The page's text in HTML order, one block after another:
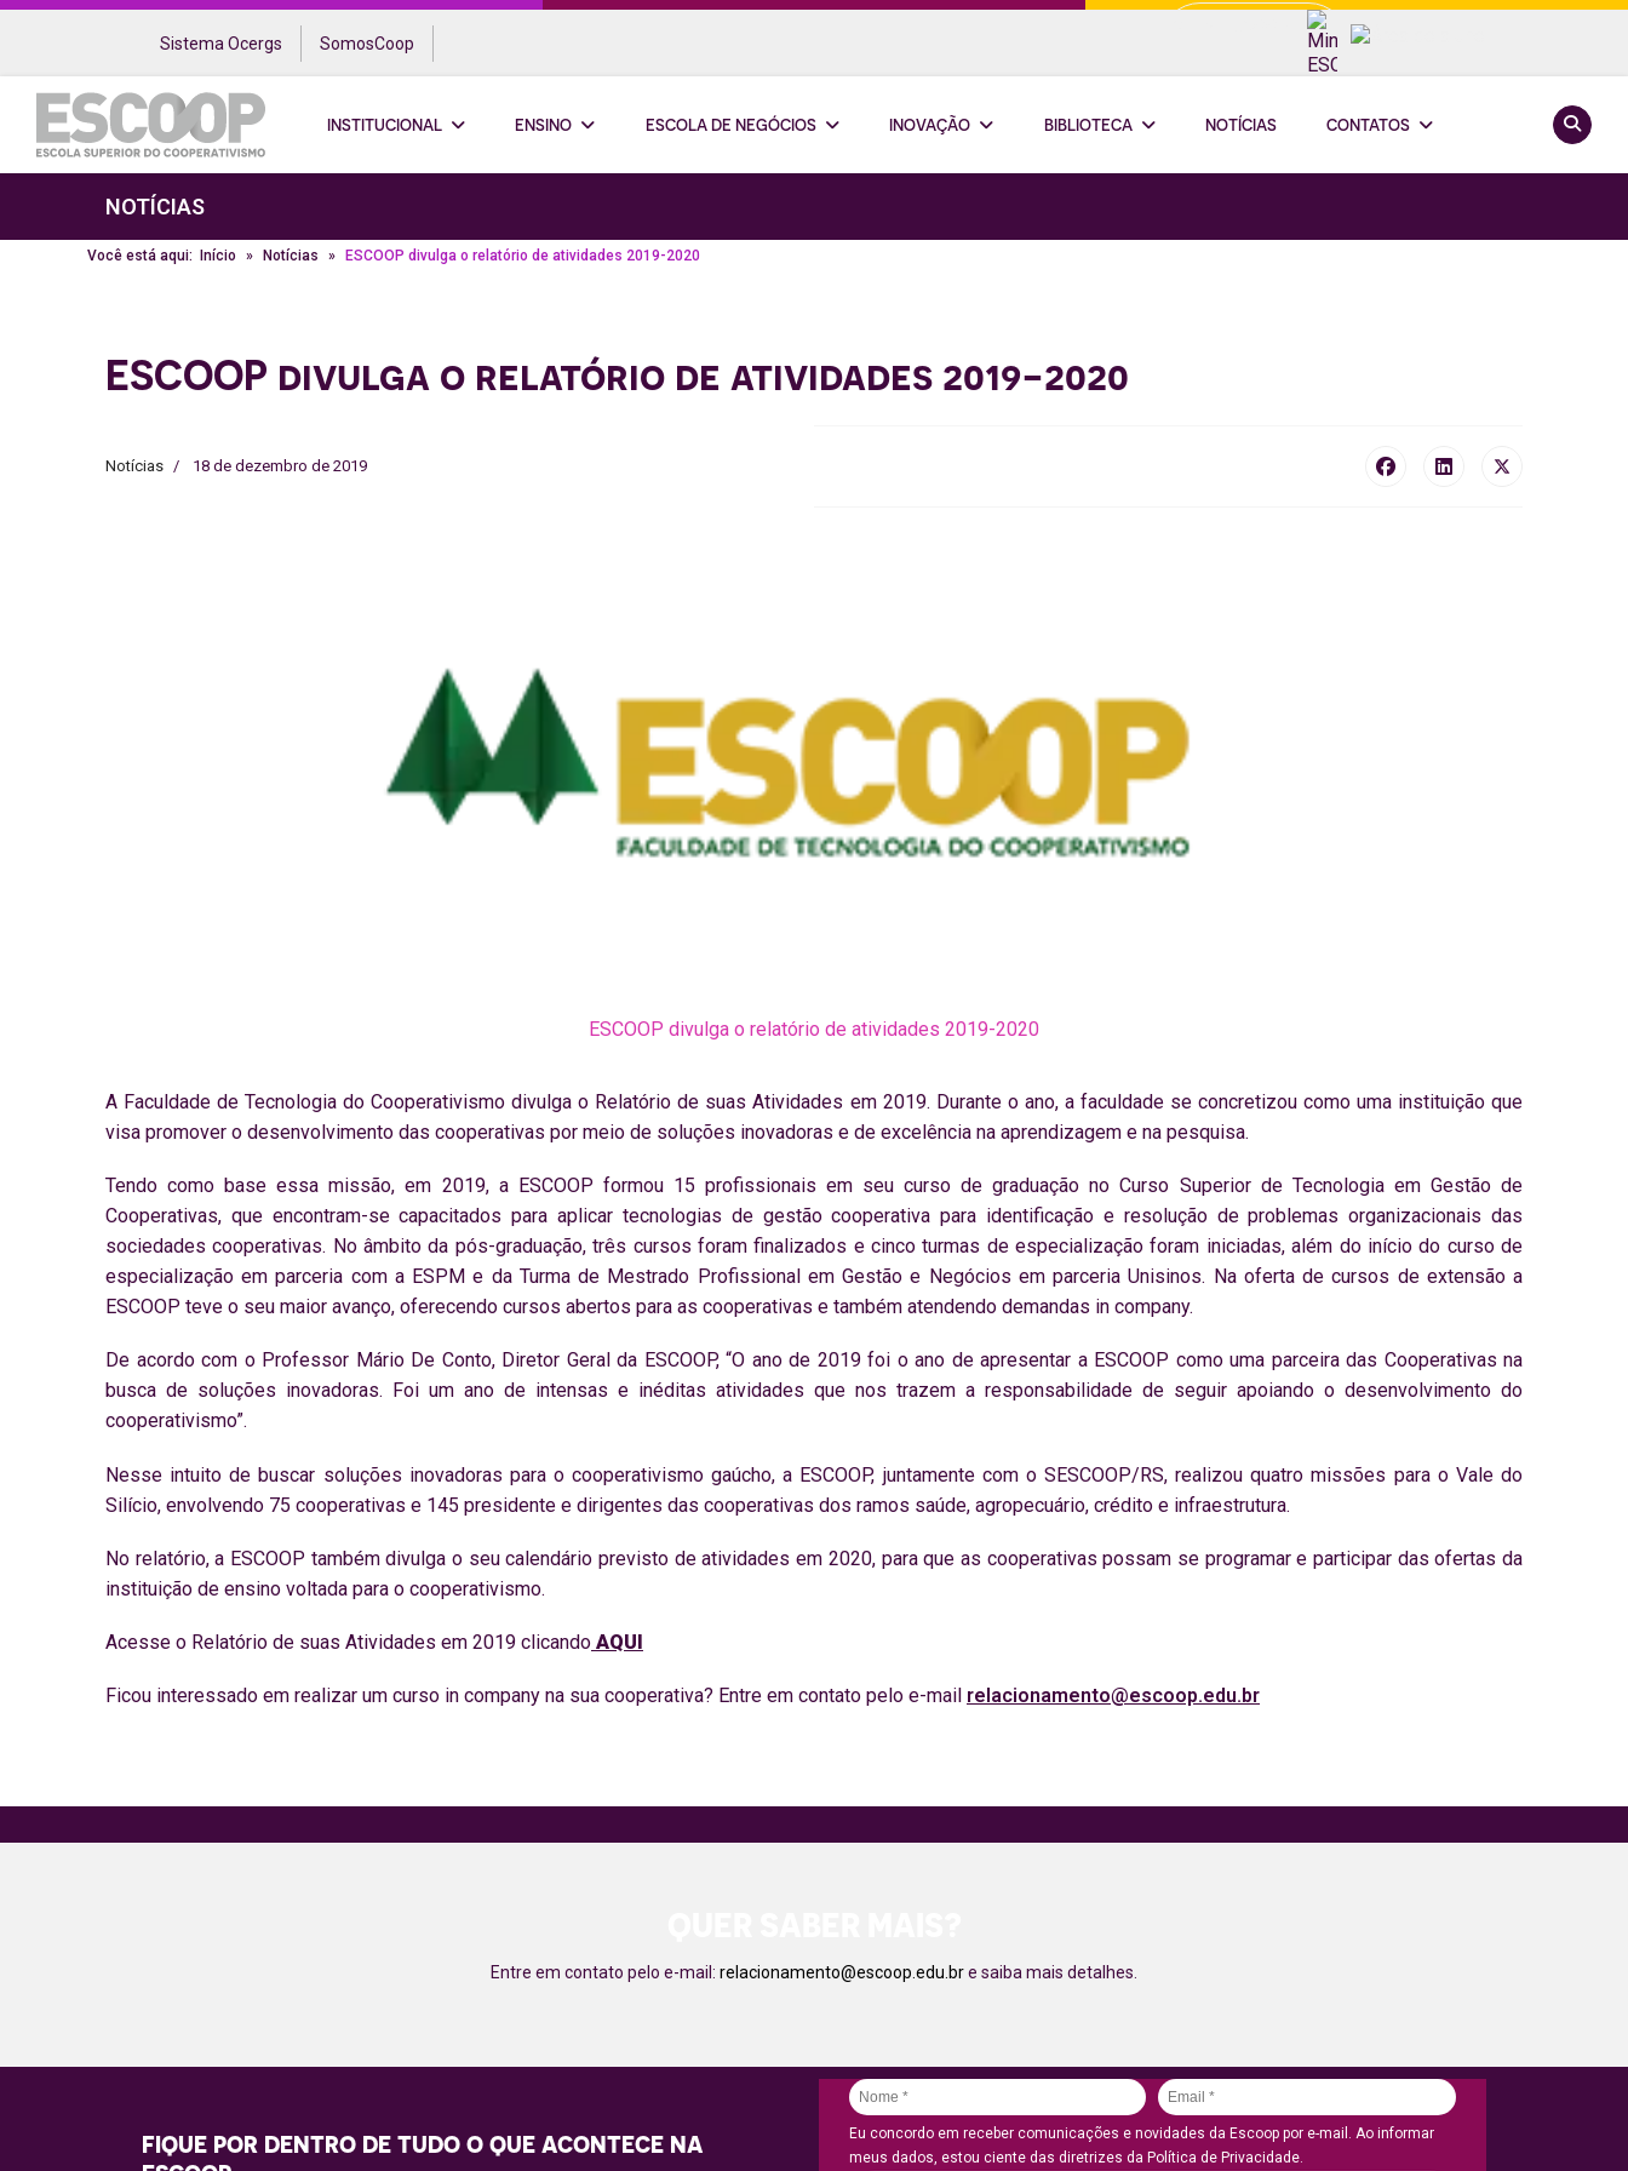
Sistema Ocergs SomosCoop
INSTITUCIONAL ENSINO ESCOLA DE NEGÓCIOS INOVAÇÃO BIBLIOTECA NOTÍCIAS CONTATOS
NOTÍCIAS
Você está aqui: Início Notícias ESCOOP divulga o relatório de atividades 2019-2020
ESCOOP divulga o relatório de atividades 2019-2020
Notícias 18 de dezembro de 2019
ESCOOP divulga o relatório de atividades 2019-2020
A Faculdade de Tecnologia do Cooperativismo divulga o Relatório de suas Atividades em 2019. Durante o ano, a faculdade se concretizou como uma instituição que
visa promover o desenvolvimento das cooperativas por meio de soluções inovadoras e de excelência na aprendizagem e na pesquisa.
Tendo como base essa missão, em 2019, a ESCOOP formou 15 profissionais em seu curso de graduação no Curso Superior de Tecnologia em Gestão de
Cooperativas, que encontram-se capacitados para aplicar tecnologias de gestão cooperativa para identificação e resolução de problemas organizacionais das
sociedades cooperativas. No âmbito da pós-graduação, três cursos foram finalizados e cinco turmas de especialização foram iniciadas, além do início do curso de
especialização em parceria com a ESPM e da Turma de Mestrado Profissional em Gestão e Negócios em parceria Unisinos. Na oferta de cursos de extensão a
ESCOOP teve o seu maior avanço, oferecendo cursos abertos para as cooperativas e também atendendo demandas in company.
De acordo com o Professor Mário De Conto, Diretor Geral da ESCOOP, “O ano de 2019 foi o ano de apresentar a ESCOOP como uma parceira das Cooperativas na
busca de soluções inovadoras. Foi um ano de intensas e inéditas atividades que nos trazem a responsabilidade de seguir apoiando o desenvolvimento do
cooperativismo”.
Nesse intuito de buscar soluções inovadoras para o cooperativismo gaúcho, a ESCOOP, juntamente com o SESCOOP/RS, realizou quatro missões para o Vale do
Silício, envolvendo 75 cooperativas e 145 presidente e dirigentes das cooperativas dos ramos saúde, agropecuário, crédito e infraestrutura.
No relatório, a ESCOOP também divulga o seu calendário previsto de atividades em 2020, para que as cooperativas possam se programar e participar das ofertas da
instituição de ensino voltada para o cooperativismo.
Acesse o Relatório de suas Atividades em 2019 clicando AQUI
Ficou interessado em realizar um curso in company na sua cooperativa? Entre em contato pelo e-mail relacionamento@escoop.edu.br
Entre em contato pelo e-mail: relacionamento@escoop.edu.bre saiba mais detalhes.
FIQUE POR DENTRO DE TUDO O QUE ACONTECE NA
Eu concordo em receber comunicações e novidades da Escoop por e-mail. Ao informar
meus dados, estou ciente das diretrizes da Política de Privacidade.